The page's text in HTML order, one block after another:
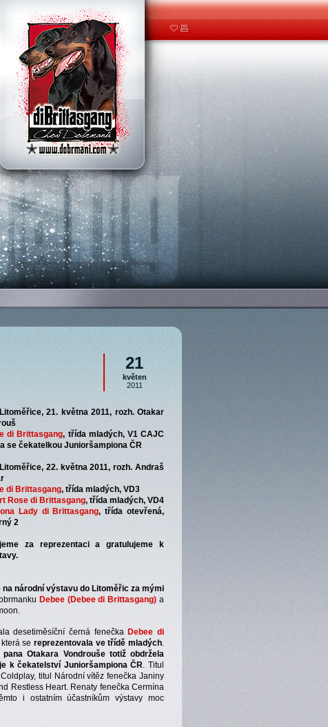
21
květen
2011
21. května 2011, rozh. Otakar
di Brittasgang, třída mladých, V1 CAJC
se čekatelkou Junioršampiona ČR
22. května 2011, rozh. Andraš
di Brittasgang, třída mladých, VD3
Rose di Brittasgang, třída mladých, VD4
Lady di Brittasgang, třída otevřená,
2
za reprezentaci a gratulujeme k
národní výstavu do Litoměřic za mými
Debee (Debee di Brittasgang) a
desetiměsíční černá fenečka Debee di
která sereprezentovala ve třídě mladých.
Otakara Vondrouše totiž obdržela
k čekatelství Junioršampiona ČR. Titul
titul Národní vítěz fenečka Janiny
Restless Heart. Renaty fenečka Cermína
i ostatním účastníkům výstavy moc